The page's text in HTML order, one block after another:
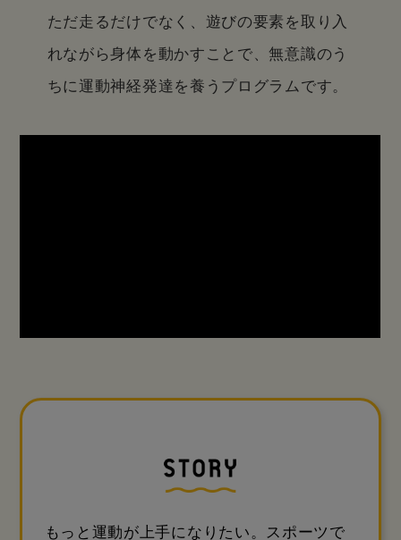
ただ走るだけでなく、遊びの要素を取り入
れながら身体を動かすことで、 無意識のう
ちに運動神経発達を養うプログラムです。
もっと運動が上手になりたい。スポーツで